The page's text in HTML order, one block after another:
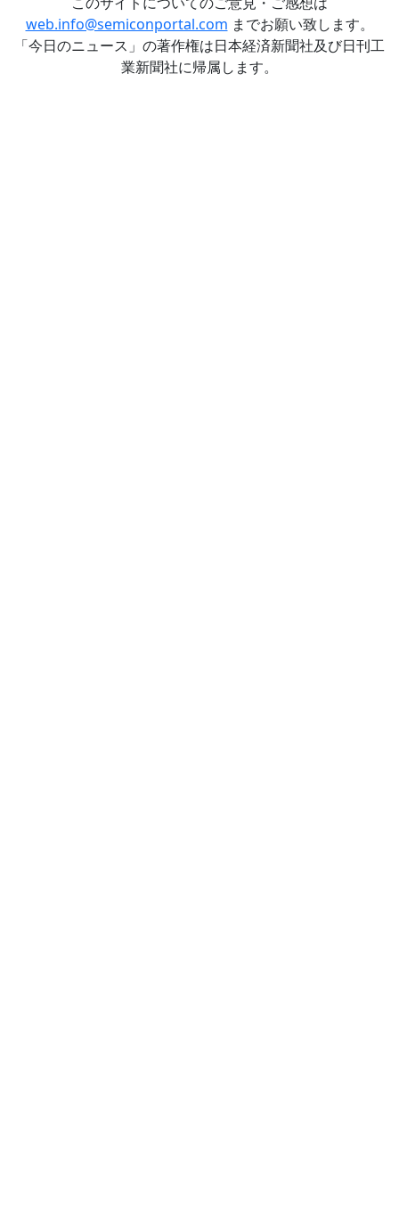
web.info@semiconportal.com までお願い致します。
「今日のニュース」の著作権は日本経済新聞社及び日刊工
業新聞社に帰属します。